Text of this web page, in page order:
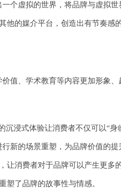
个虚拟的世界，将品牌与虚拟
他的媒介平台，创造出有节奏感
值、学术教育等内容更加形象、
浸式体验让消费者不仅可以“身
新的场景重塑，为品牌价值的提
让消费者对于品牌可以产生更多
塑了品牌的故事性与情感。